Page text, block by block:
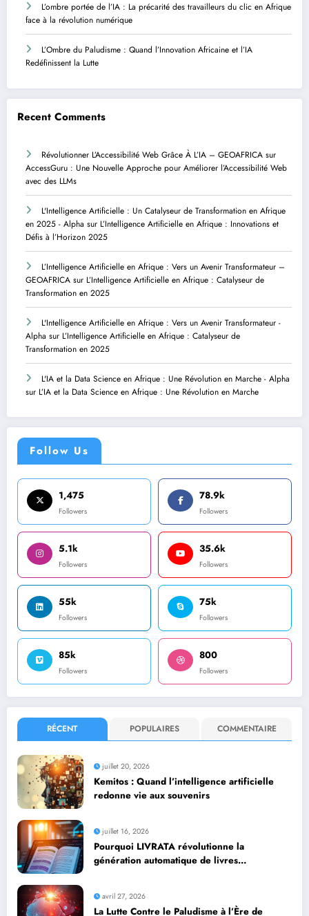
L’ombre portée de l’IA : La précarité des travailleurs du clic en Afrique
face à la révolution numérique
L’Ombre du Paludisme : Quand l’Innovation Africaine et l’IA
Redéfinissent la Lutte
Recent Comments
Révolutionner L’Accessibilité Web Grâce À L’IA – GEOAFRICA sur
AccessGuru : Une Nouvelle Approche pour Améliorer l’Accessibilité Web
avec des LLMs
L'Intelligence Artificielle : Un Catalyseur de Transformation en Afrique
en 2025 - Alpha sur L’Intelligence Artificielle en Afrique : Innovations et
Défis à l’Horizon 2025
L’Intelligence Artificielle en Afrique : Vers un Avenir Transformateur –
GEOAFRICA sur L’Intelligence Artificielle en Afrique : Catalyseur de
Transformation en 2025
L'Intelligence Artificielle en Afrique : Vers un Avenir Transformateur -
Alpha sur L’Intelligence Artificielle en Afrique : Catalyseur de
Transformation en 2025
L'IA et la Data Science en Afrique : Une Révolution en Marche - Alpha
sur L’IA et la Data Science en Afrique : Une Révolution en Marche
Follow Us
1,475
Followers
78.9k
Followers
5.1k
Followers
35.6k
Followers
55k
Followers
75k
Followers
85k
Followers
800
Followers
RÉCENT POPULAIRES COMMENTAIRE
juillet 20, 2026
Kemitos : Quand l’intelligence artificielle
redonne vie aux souvenirs
juillet 16, 2026
Pourquoi LIVRATA révolutionne la
génération automatique de livres
avril 27, 2026
La Lutte Contre le Paludisme à l’Ère de